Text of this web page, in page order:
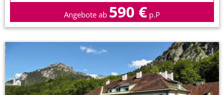
Angebote ab 590 € p.P